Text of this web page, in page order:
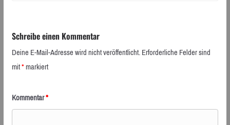
Schreibe einen Kommentar
Deine E-Mail-Adresse wird nicht veröffentlicht.Erforderliche Felder sind
mit*markiert
Kommentar*